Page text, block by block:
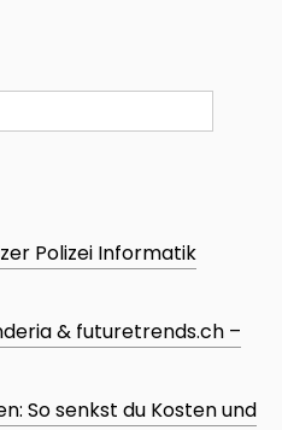
Polizei Informatik
& futuretrends.ch –
So senkst du Kosten und